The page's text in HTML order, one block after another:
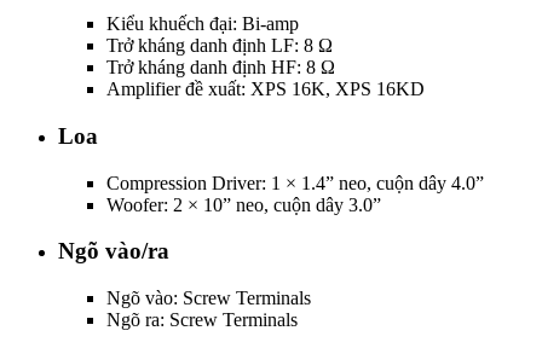
Kiểu khuếch đại: Bi-amp
Trở kháng danh định LF: 8 Ω
Trở kháng danh định HF: 8 Ω
Amplifier đề xuất: XPS 16K, XPS 16KD
Loa
Compression Driver: 1 × 1.4” neo, cuộn dây 4.0”
Woofer: 2 × 10” neo, cuộn dây 3.0”
Ngõ vào/ra
Ngõ vào: Screw Terminals
Ngõ ra: Screw Terminals